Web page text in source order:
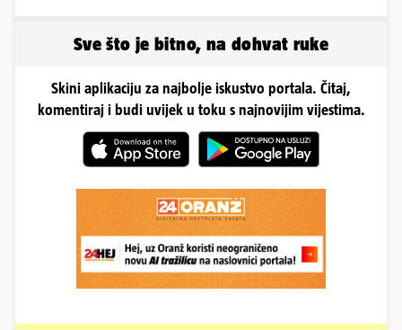
Sve što je bitno, na dohvat ruke
Skini aplikaciju za najbolje iskustvo portala. Čitaj,
komentiraj i budi uvijek u toku s najnovijim vijestima.